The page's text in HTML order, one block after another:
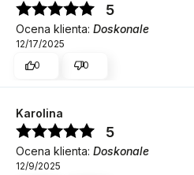
5
Ocena klienta: Doskonale
12/17/2025
0
0
Karolina
5
Ocena klienta: Doskonale
12/9/2025